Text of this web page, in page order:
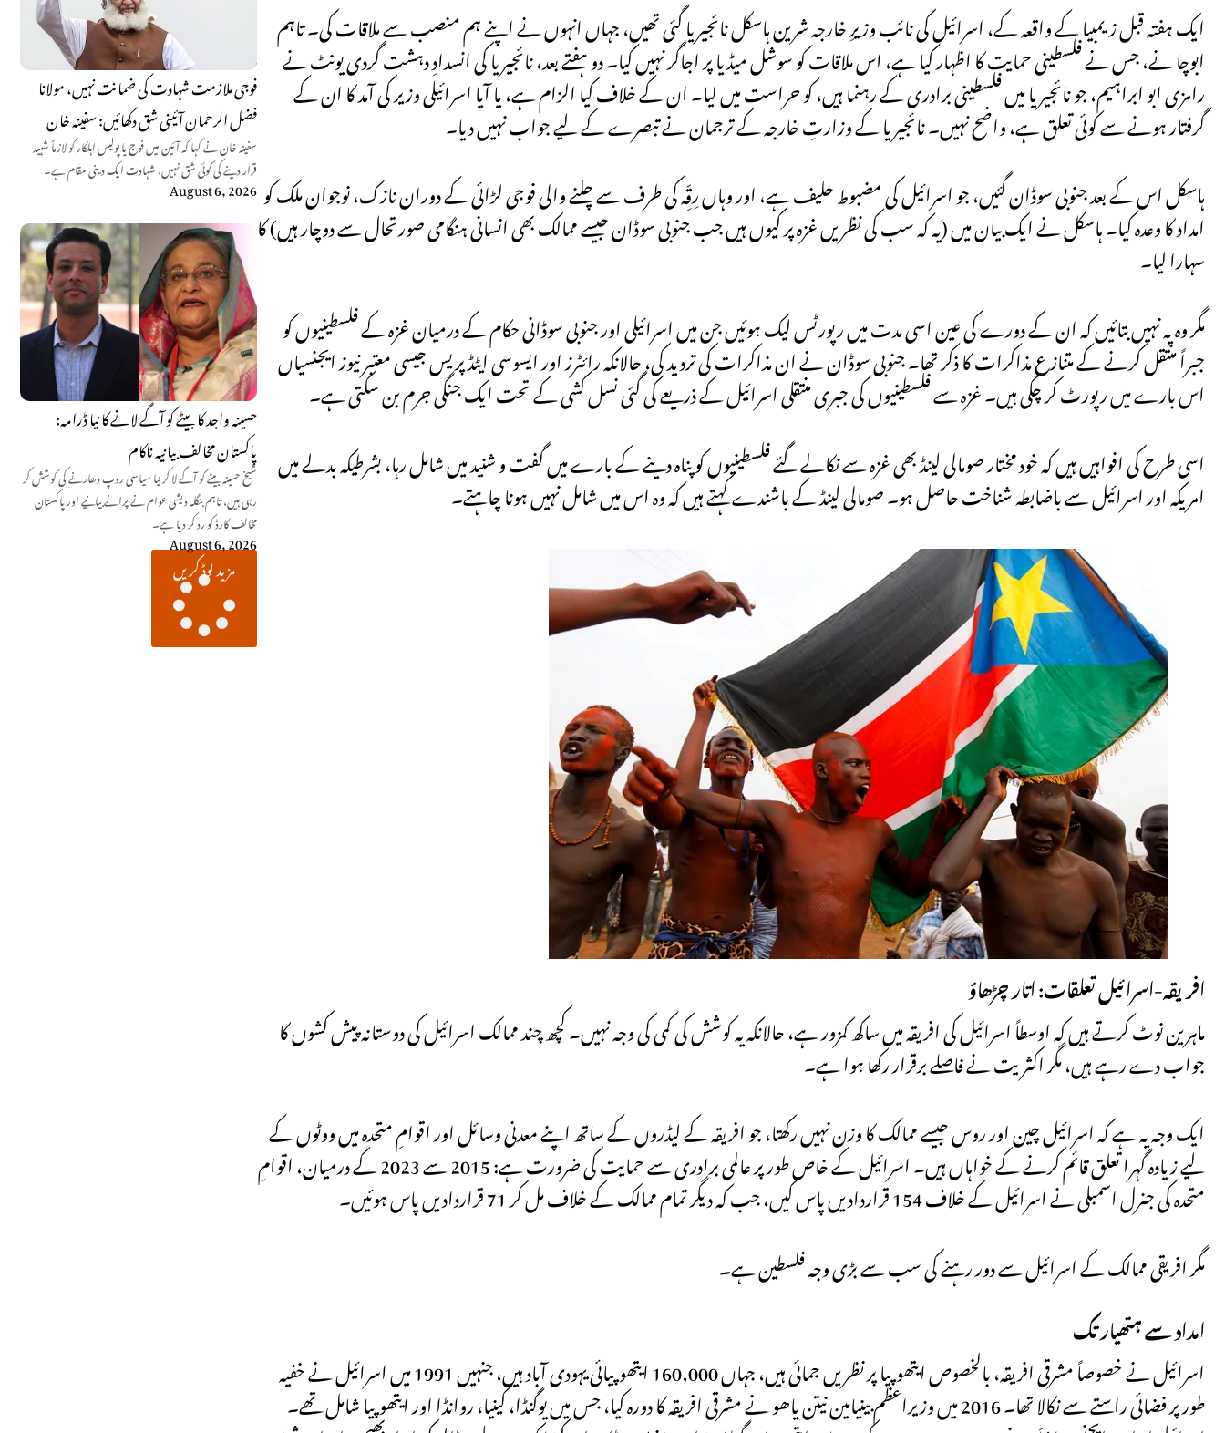
فوجی ملازمت شہادت کی ضمانت نہیں، مولانا
فضل الرحمان آئینی شق دکھائیں: سفینہ خان
سفینہ خان نے کہا کہ آئین میں فوج یا پولیس اہلکار کو لازماً شہید
قرار دینے کی کوئی شق نہیں، شہادت ایک دینی مقام ہے۔
August 6, 2026
حسینہ واجد کا بیٹے کو آگے لانے کا نیا ڈرامہ:
پاکستان مخالف بیانیہ ناکام
شیخ حسینہ بیٹے کو آگے لا کر نیا سیاسی روپ دھارنے کی کوشش کر
رہی ہیں، تاہم بنگلہ دیشی عوام نے پرانے بیانیے اور پاکستان
مخالف کارڈ کو رد کر دیا ہے۔
August 6, 2026
مزید لوڈ کریں
ایک ہفتہ قبل زیمبیا کے واقعہ کے، اسرائیل کی نائب وزیرِ خارجہ شرین ہاسکل نائجیریا گئی تھیں، جہاں انہوں نے اپنے ہم منصب سے ملاقات کی۔ تاہم
ابوچا نے، جس نے فلسطینی حمایت کا اظہار کیا ہے، اس ملاقات کو سوشل میڈیا پر اجاگر نہیں کیا۔ دو ہفتے بعد، نائجیریا کی انسدادِ دہشت گردی یونٹ نے
رامزی ابو ابراہیم، جو نائجیریا میں فلسطینی برادری کے رہنما ہیں، کو حراست میں لیا۔ ان کے خلاف کیا الزام ہے، یا آیا اسرائیلی وزیر کی آمد کا ان کے
گرفتار ہونے سے کوئی تعلق ہے، واضح نہیں۔ نائجیریا کے وزارتِ خارجہ کے ترجمان نے تبصرے کے لیے جواب نہیں دیا۔
ہاسکل اس کے بعد جنوبی سوڈان گئیں، جو اسرائیل کی مضبوط حلیف ہے، اور وہاں رِقِّہ کی طرف سے چلنے والی فوجی لڑائی کے دوران نازک، نوجوان ملک کو
امداد کا وعدہ کیا۔ ہاسکل نے ایک بیان میں (یہ کہ سب کی نظریں غزہ پر کیوں ہیں جب جنوبی سوڈان جیسے ممالک بھی انسانی ہنگامی صورتحال سے دوچار ہیں) کا
سہارا لیا۔
مگر وہ یہ نہیں بتائیں کہ ان کے دورے کی عین اسی مدت میں رپورٹس لیک ہوئیں جن میں اسرائیلی اور جنوبی سوڈانی حکام کے درمیان غزہ کے فلسطینیوں کو
جبراً منتقل کرنے کے متنازع مذاکرات کا ذکر تھا۔ جنوبی سوڈان نے ان مذاکرات کی تردید کی، حالانکہ رائٹرز اور ایسوسی ایٹڈ پریس جیسی معتبر نیوز ایجنسیاں
اس بارے میں رپورٹ کر چکی ہیں۔ غزہ سے فلسطینیوں کی جبری منتقلی اسرائیل کے ذریعے کی گئی نسل کشی کے تحت ایک جنگی جرم بن سکتی ہے۔
اسی طرح کی افواہیں ہیں کہ خود مختار صومالی لینڈ بھی غزہ سے نکالے گئے فلسطینیوں کو پناہ دینے کے بارے میں گفت و شنید میں شامل رہا، بشرطیکہ بدلے میں
امریکہ اور اسرائیل سے باضابطہ شناخت حاصل ہو۔ صومالی لینڈ کے باشندے کہتے ہیں کہ وہ اس میں شامل نہیں ہونا چاہتے۔
افریقہ-اسرائیل تعلقات: اتار چڑھاؤ
ماہرین نوٹ کرتے ہیں کہ اوسطاً اسرائیل کی افریقہ میں ساکھ کمزور ہے، حالانکہ یہ کوشش کی کمی کی وجہ نہیں۔ کچھ چند ممالک اسرائیل کی دوستانہ پیش کشوں کا
جواب دے رہے ہیں، مگر اکثریت نے فاصلے برقرار رکھا ہوا ہے۔
ایک وجہ یہ ہے کہ اسرائیل چین اور روس جیسے ممالک کا وزن نہیں رکھتا، جو افریقہ کے لیڈروں کے ساتھ اپنے معدنی وسائل اور اقوامِ متحدہ میں ووٹوں کے
لیے زیادہ گہرا تعلق قائم کرنے کے خواہاں ہیں۔ اسرائیل کے خاص طور پر عالمی برادری سے حمایت کی ضرورت ہے: 2015 سے 2023 کے درمیان، اقوامِ
متحدہ کی جنرل اسمبلی نے اسرائیل کے خلاف 154 قراردادیں پاس کیں، جب کہ دیگر تمام ممالک کے خلاف مل کر 71 قراردادیں پاس ہوئیں۔
مگر افریقی ممالک کے اسرائیل سے دور رہنے کی سب سے بڑی وجہ فلسطین ہے۔
امداد سے ہتھیار تک
اسرائیل نے خصوصاً مشرقی افریقہ، بالخصوص ایتھوپیا پر نظریں جمائی ہیں، جہاں 160,000 ایتھوپیائی یہودی آباد ہیں، جنہیں 1991 میں اسرائیل نے خفیہ
طور پر فضائی راستے سے نکالا تھا۔ 2016 میں وزیراعظم بینیامین نیتن یاھو نے مشرقی افریقہ کا دورہ کیا، جس میں یوگنڈا، کینیا، روانڈا اور ایتھوپیا شامل تھے۔